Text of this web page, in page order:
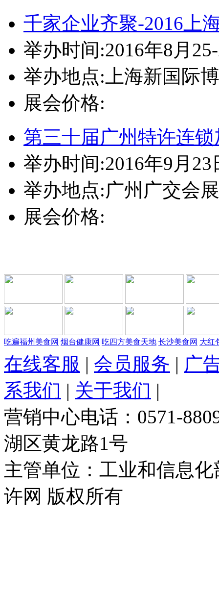
千家企业齐聚-2016上
举办时间:2016年8月
举办地点:上海新国际
展会价格:
第三十届广州特许连
举办时间:2016年9月23
举办地点:广州广交会
展会价格:
吃遍福州美食网 烟台健康网 吃四方美食天地 长沙美食网 大红
在线客服 | 会员服务 | 广
系我们 | 关于我们 |
营销中心电话：0571-
湖区黄龙路1号
主管单位：工业和信息
许网 版权所有